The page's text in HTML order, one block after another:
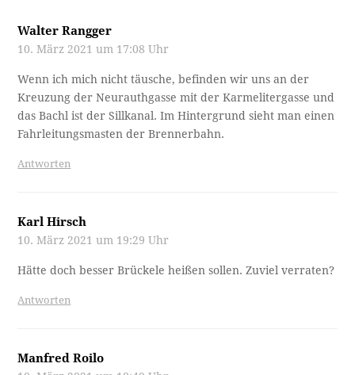
Walter Rangger
10. März 2021 um 17:08 Uhr
Wenn ich mich nicht täusche, befinden wir uns an der
Kreuzung der Neurauthgasse mit der Karmelitergasse und
das Bachl ist der Sillkanal. Im Hintergrund sieht man einen
Fahrleitungsmasten der Brennerbahn.
Antworten
Karl Hirsch
10. März 2021 um 19:29 Uhr
Hätte doch besser Brückele heißen sollen. Zuviel verraten?
Antworten
Manfred Roilo